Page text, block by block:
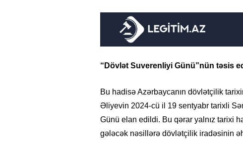
“Dövlət Suverenliyi Günü”nün təsis
Bu hadisə Azərbaycanın dövlətçilik
Əliyevin 2024-cü il 19 sentyabr tarixli
Günü elan edildi. Bu qərar yalnız tarixi
gələcək nəsillərə dövlətçilik iradəsinin